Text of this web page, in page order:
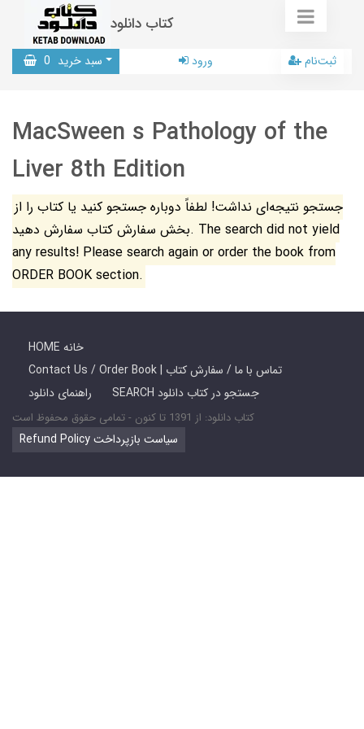
کتاب دانلود
سبد خرید 0 ورود ثبت‌نام
MacSween s Pathology of the
Liver 8th Edition
جستجو نتیجه‌ای نداشت! لطفاً دوباره جستجو کنید یا کتاب را از
بخش سفارش کتاب سفارش دهید. The search did not yield
any results! Please search again or order the book from
ORDER BOOK section.
HOME خانه
Contact Us / Order Book | تماس با ما / سفارش کتاب
راهنمای دانلود
SEARCH جستجو در کتاب دانلود
کتاب دانلود: از 1391 تا کنون - تمامی حقوق محفوظ است
Refund Policy سیاست بازپرداخت